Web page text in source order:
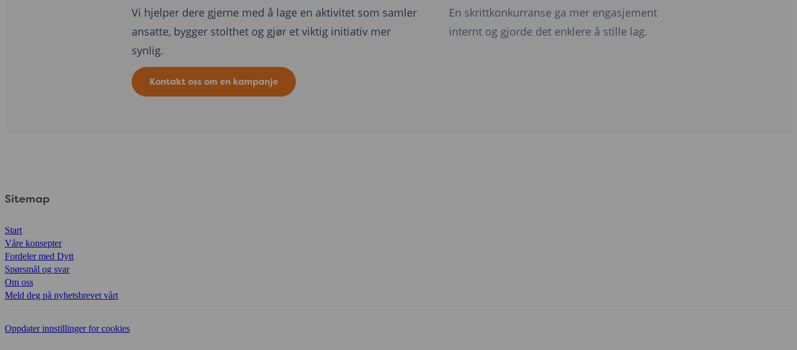
Vi hjelper dere gjerne med å lage en aktivitet som samler
ansatte, bygger stolthet og gjør et viktig initiativ mer
synlig.
Kontakt oss om en kampanje
En skrittkonkurranse ga mer engasjement
internt og gjorde det enklere å stille lag.
Sitemap
Start
Våre konsepter
Fordeler med Dytt
Spørsmål og svar
Om oss
Meld deg på nyhetsbrevet vårt
Oppdater innstillinger for cookies